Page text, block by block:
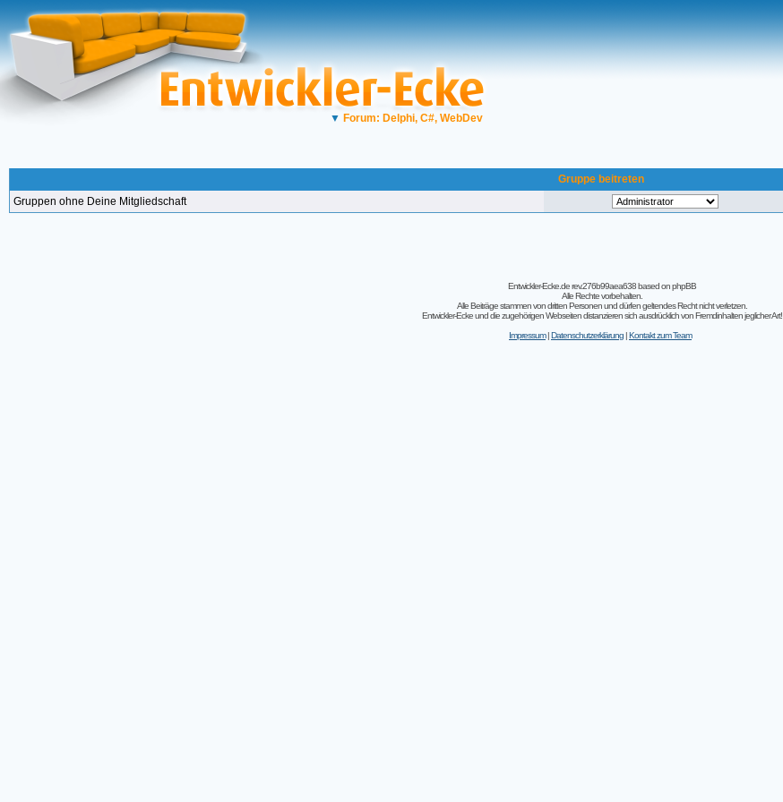
▼ Forum: Delphi, C#, WebDev
Gruppe beitreten
Gruppen ohne Deine Mitgliedschaft
Entwickler-Ecke.de rev.276b99aea638based onphpBB
Alle Rechte vorbehalten.
Alle Beiträge stammen von dritten Personen und dürfen geltendes Recht nicht verletzen.
Entwickler-Ecke und die zugehörigen Webseiten distanzieren sich ausdrücklich von Fremdinhalten jeglicher Art!
Impressum|Datenschutzerklärung |Kontakt zum Team